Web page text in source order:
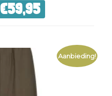
€59,95
Aanbieding!